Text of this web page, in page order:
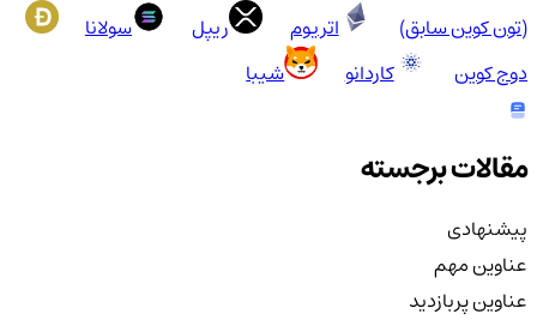
(تون کوین سابق)
اتریوم ریپل
سولانا
دوج کوین
کاردانو شیبا
مقالات برجسته
پیشنهادی
عناوین مهم
عناوین پربازدید